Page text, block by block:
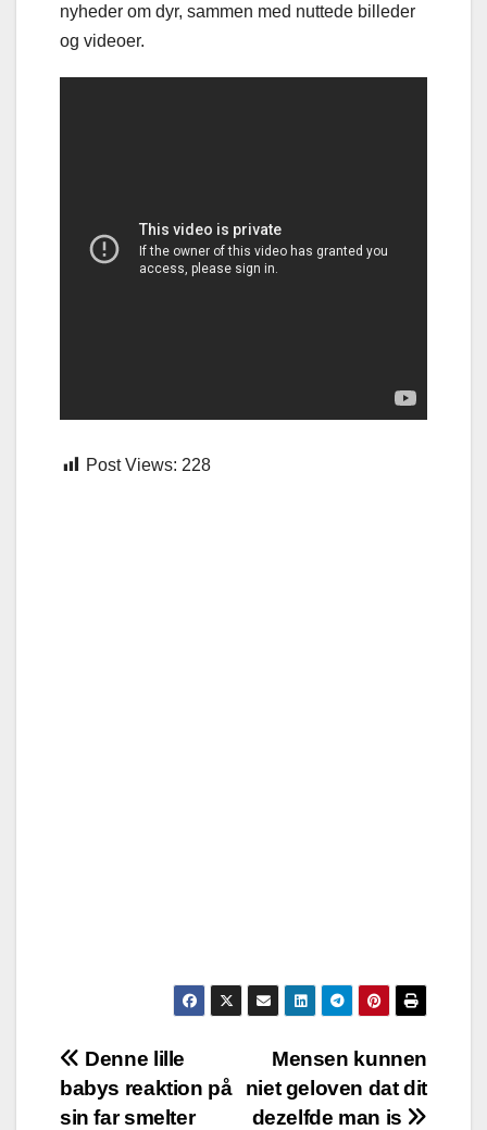
nyheder om dyr, sammen med nuttede billeder
og videoer.
Post Views: 228
Post
navigation
Mensen kunnen
niet geloven dat dit
dezelfde man is
Denne lille
babys reaktion på
sin far smelter